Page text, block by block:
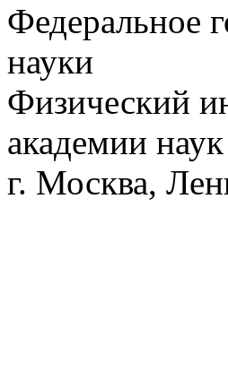
Федеральное
науки
Физический
академии
г. Москва,